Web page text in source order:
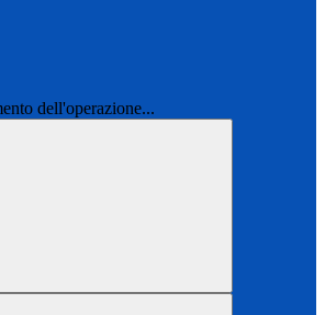
dell'operazione...